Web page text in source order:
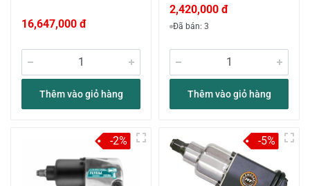
16,647,000 đ
Thêm vào giỏ hàng
2,420,000 đ
Đã bán: 3
Thêm vào giỏ hàng
-2% -5%